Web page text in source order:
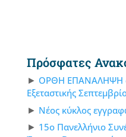
Πρόσφατες
ΟΡΘΗ ΕΠΑΝΑΛΗΨΗ
Εξεταστικής
Νέος κύκλος
15ο Πανελλήνιο